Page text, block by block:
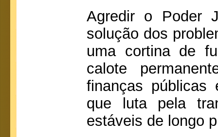
Agredir o Poder
solução dos
uma cortina de
calote
finanças públicas
que luta pela
estáveis de longo